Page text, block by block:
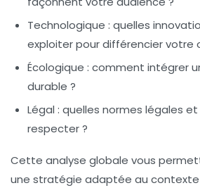
Technologique : quelles
exploiter pour différencier votre
Écologique : comment intégrer
durable ?
Légal : quelles normes légales
respecter ?
Cette analyse globale vous
une stratégie adaptée au